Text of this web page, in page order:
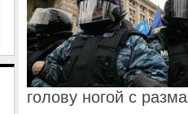
голову ногой с